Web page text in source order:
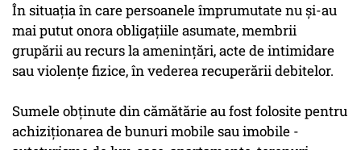
În situaţia în care persoanele împrumutate nu şi-au
mai putut onora obligaţiile asumate, membrii
grupării au recurs la ameninţări, acte de intimidare
sau violenţe fizice, în vederea recuperării debitelor.
Sumele obţinute din cămătărie au fost folosite pentru
achiziţionarea de bunuri mobile sau imobile -